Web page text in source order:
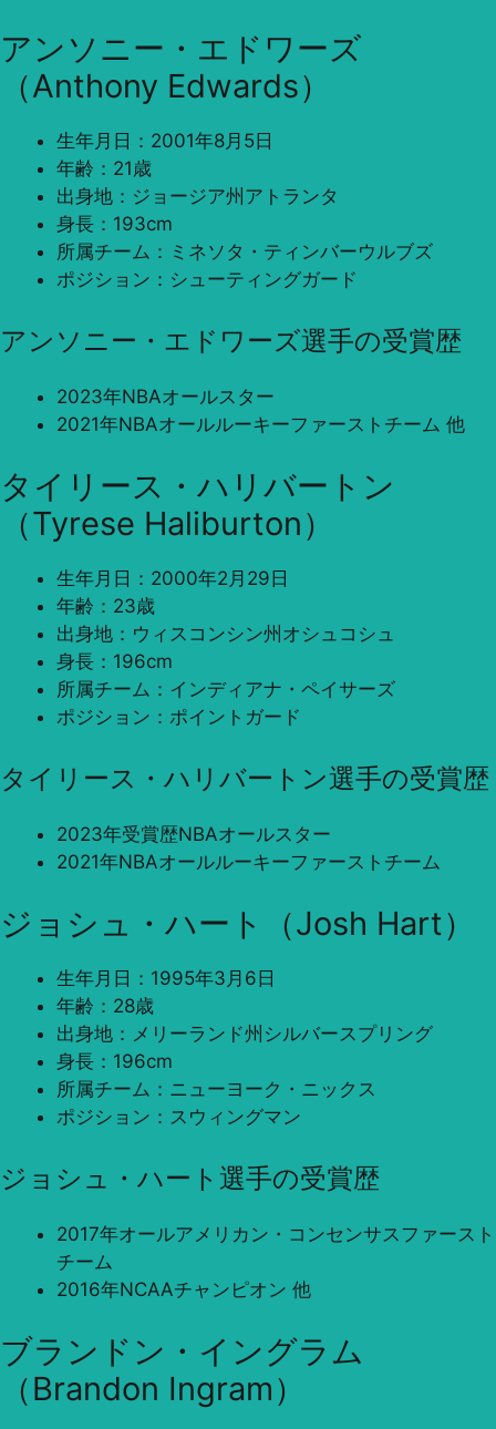
アンソニー・エドワーズ
（Anthony Edwards）
生年月日：2001年8月5日
年齢：21歳
出身地：ジョージア州アトランタ
身長：193cm
所属チーム：ミネソタ・ティンバーウルブズ
ポジション：シューティングガード
アンソニー・エドワーズ選手の受賞歴
2023年NBAオールスター
2021年NBAオールルーキーファーストチーム 他
タイリース・ハリバートン
（Tyrese Haliburton）
生年月日：2000年2月29日
年齢：23歳
出身地：ウィスコンシン州オシュコシュ
身長：196cm
所属チーム：インディアナ・ペイサーズ
ポジション：ポイントガード
タイリース・ハリバートン選手の受賞歴
2023年受賞歴NBAオールスター
2021年NBAオールルーキーファーストチーム
ジョシュ・ハート（Josh Hart）
生年月日：1995年3月6日
年齢：28歳
出身地：メリーランド州シルバースプリング
身長：196cm
所属チーム：ニューヨーク・ニックス
ポジション：スウィングマン
ジョシュ・ハート選手の受賞歴
2017年オールアメリカン・コンセンサスファースト
チーム
2016年NCAAチャンピオン 他
ブランドン・イングラム
（Brandon Ingram）